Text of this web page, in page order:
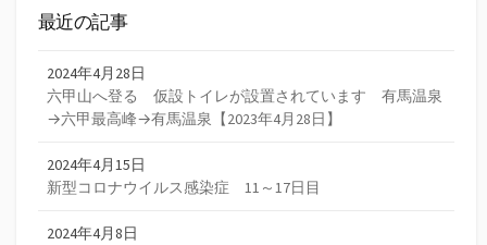
最近の記事
2024年4月28日
六甲山へ登る 仮設トイレが設置されています 有馬温泉
→六甲最高峰→有馬温泉【2023年4月28日】
2024年4月15日
新型コロナウイルス感染症 11～17日目
2024年4月8日